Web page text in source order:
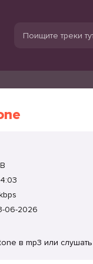
4:03
06-2026
в mp3 или